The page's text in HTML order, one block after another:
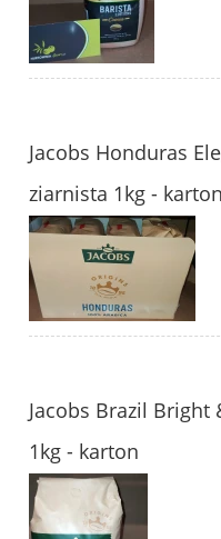
Jacobs Honduras
ziarnista 1kg - karton
Jacobs Brazil Bright
1kg - karton